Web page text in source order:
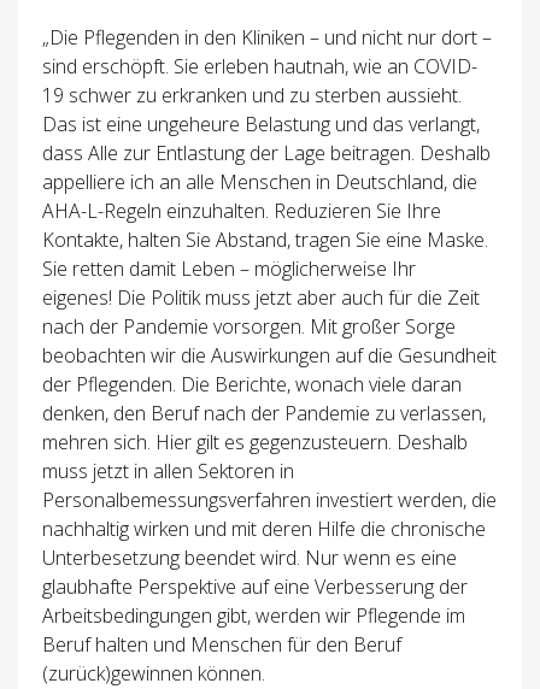
„Die Pflegenden in den Kliniken – und nicht nur dort –
sind erschöpft. Sie erleben hautnah, wie an COVID-
19 schwer zu erkranken und zu sterben aussieht.
Das ist eine ungeheure Belastung und das verlangt,
dass Alle zur Entlastung der Lage beitragen. Deshalb
appelliere ich an alle Menschen in Deutschland, die
AHA-L-Regeln einzuhalten. Reduzieren Sie Ihre
Kontakte, halten Sie Abstand, tragen Sie eine Maske.
Sie retten damit Leben – möglicherweise Ihr
eigenes! Die Politik muss jetzt aber auch für die Zeit
nach der Pandemie vorsorgen. Mit großer Sorge
beobachten wir die Auswirkungen auf die Gesundheit
der Pflegenden. Die Berichte, wonach viele daran
denken, den Beruf nach der Pandemie zu verlassen,
mehren sich. Hier gilt es gegenzusteuern. Deshalb
muss jetzt in allen Sektoren in
Personalbemessungsverfahren investiert werden, die
nachhaltig wirken und mit deren Hilfe die chronische
Unterbesetzung beendet wird. Nur wenn es eine
glaubhafte Perspektive auf eine Verbesserung der
Arbeitsbedingungen gibt, werden wir Pflegende im
Beruf halten und Menschen für den Beruf
(zurück)gewinnen können.